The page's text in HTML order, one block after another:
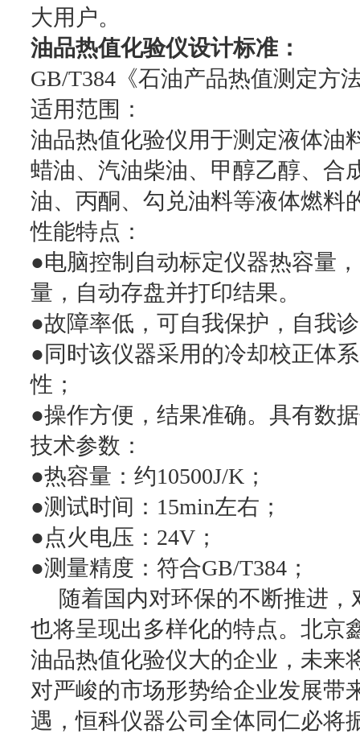
大用户。
油品热值化验仪设计标准：
GB/T384《石油产品热值测定方
适用范围：
油品热值化验仪用于测定液体油
蜡油、汽油柴油、甲醇乙醇、合
油、丙酮、勾兑油料等液体燃料
性能特点：
●电脑控制自动标定仪器热容量
量，自动存盘并打印结果。
●故障率低，可自我保护，自我
●同时该仪器采用的冷却校正体
性；
●操作方便，结果准确。具有数
技术参数：
●热容量：约10500J/K；
●测试时间：15min左右；
●点火电压：24V；
●测量精度：符合GB/T384；
随着国内对环保的不断推进，
也将呈现出多样化的特点。北京
油品热值化验仪大的企业，未来
对严峻的市场形势给企业发展带
遇，恒科仪器公司全体同仁必将